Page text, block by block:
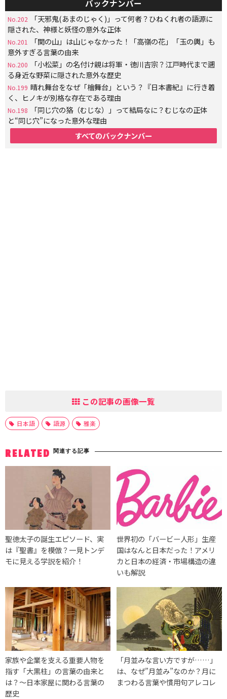
バックナンバー
No.202
「天邪鬼(あまのじゃく)」って何者？ひねくれ者の語源に
隠された、神様と妖怪の意外な正体
No.201
「関の山」は山じゃなかった！「高嶺の花」「玉の輿」も
意外すぎる言葉の由来
No.200
「小松菜」の名付け親は将軍・徳川吉宗？江戸時代まで遡
る身近な野菜に隠された意外な歴史
No.199 晴れ舞台をなぜ「檜舞台」という？『日本書紀』に行き着
く、ヒノキが別格な存在である理由
No.198
「同じ穴の狢（むじな）」って結局なに？むじなの正体
と“同じ穴”になった意外な理由
すべてのバックナンバー
この記事の画像一覧
日本語 語源 雅楽
RELATED 関連する記事
聖徳太子の誕生エピソード、実
は『聖書』を模倣？一見トンデ
モに見える学説を紹介！
世界初の「バービー人形」生産
国はなんと日本だった！アメリ
カと日本の経済・市場構造の違
いも解説
家族や企業を支える重要人物を
指す「大黒柱」の言葉の由来と
は？〜日本家屋に関わる言葉の
歴史
「月並みな言い方ですが……」
は、なぜ”月並み”なのか？月に
まつわる言葉や慣用句アレコレ